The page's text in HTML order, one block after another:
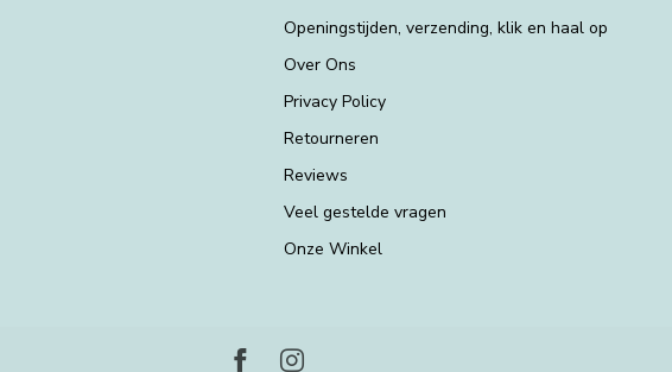
Openingstijden, verzending, klik en haal op
Over Ons
Privacy Policy
Retourneren
Reviews
Veel gestelde vragen
Onze Winkel